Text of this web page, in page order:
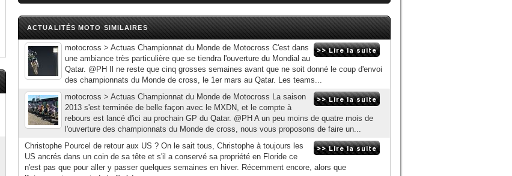
ACTUALITÉS MOTO SIMILAIRES
motocross > Actuas Championnat du Monde de Motocross C'est dans
une ambiance très particulière que se tiendra l'ouverture du Mondial au
Qatar. @PH Il ne reste que cinq grosses semaines avant que ne soit donné le coup d'envoi
des championnats du Monde de cross, le 1er mars au Qatar. Les teams...
motocross > Actuas Championnat du Monde de Motocross La saison
2013 s'est terminée de belle façon avec le MXDN, et le compte à
rebours est lancé d'ici au prochain GP du Qatar. @PH A un peu moins de quatre mois de
l'ouverture des championnats du Monde de cross, nous vous proposons de faire un...
Christophe Pourcel de retour aux US ? On le sait tous, Christophe à toujours les
US ancrés dans un coin de sa tête et s'il a conservé sa propriété en Floride ce
n'est pas que pour aller y passer quelques semaines en hiver. Récemment encore, alors que